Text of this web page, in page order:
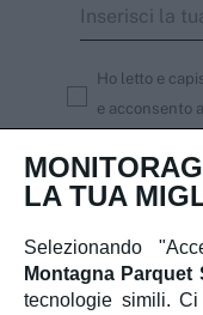
Ho letto e
e acconsento
Servizio Clienti
LA TUA
Selezionando
Montagna Parquet
tecnologie simili.